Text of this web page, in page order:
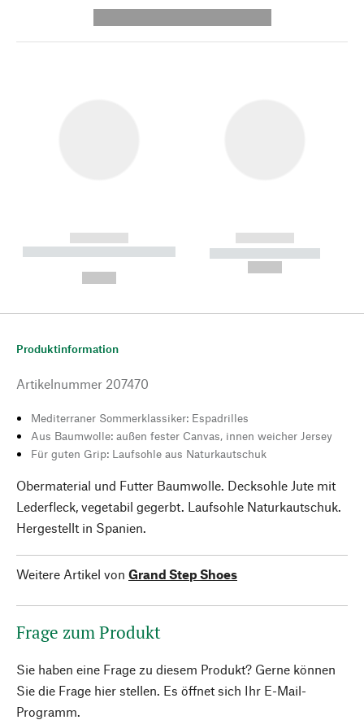
------------
----------- ----------- --------
------------
----------- -----------
Produktinformation
Artikelnummer 207470
Mediterraner Sommerklassiker: Espadrilles
Aus Baumwolle: außen fester Canvas, innen weicher Jersey
Für guten Grip: Laufsohle aus Naturkautschuk
Obermaterial und Futter Baumwolle. Decksohle Jute mit
Lederfleck, vegetabil gegerbt. Laufsohle Naturkautschuk.
Hergestellt in Spanien.
Weitere Artikel von Grand Step Shoes
Frage zum Produkt
Sie haben eine Frage zu diesem Produkt? Gerne können
Sie die Frage hier stellen. Es öffnet sich Ihr E-Mail-
Programm.